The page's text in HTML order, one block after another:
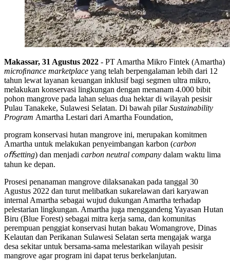
Makassar, 31 Agustus 2022 - PT Amartha Mikro Fintek (Amartha)
microﬁnance marketplace yang telah berpengalaman lebih dari 12
tahun lewat layanan keuangan inklusif bagi segmen ultra mikro,
melakukan konservasi lingkungan dengan menanam 4.000 bibit
pohon mangrove pada lahan seluas dua hektar di wilayah pesisir
Pulau Tanakeke, Sulawesi Selatan. Di bawah pilarSustainability
Program Amartha Lestari dari Amartha Foundation,
program konservasi hutan mangrove ini, merupakan komitmen
Amartha untuk melakukan penyeimbangan karbon (carbon
oﬀsetting) dan menjadi carbon neutral company dalam waktu lima
tahun ke depan.
Prosesi penanaman mangrove dilaksanakan pada tanggal 30
Agustus 2022 dan turut melibatkan sukarelawan dari karyawan
internal Amartha sebagai wujud dukungan Amartha terhadap
pelestarian lingkungan. Amartha juga menggandeng Yayasan Hutan
Biru (Blue Forest) sebagai mitra kerja sama, dan komunitas
perempuan penggiat konservasi hutan bakau Womangrove, Dinas
Kelautan dan Perikanan Sulawesi Selatan serta mengajak warga
desa sekitar untuk bersama-sama melestarikan wilayah pesisir
mangrove agar program ini dapat terus berkelanjutan.